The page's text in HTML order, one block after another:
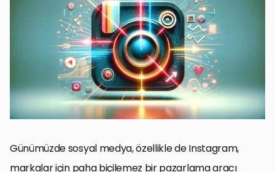
Instagram Reklamlarının Temelleri
Hedef Kitle Analizi ve Segmentasyonu
Reklam İçeriğinin Etkili Oluşturulması
Reklam Bütçesi ve Maliyet Yönetimi
Reklam Performansının İzlenmesi ve Analizi
Yaratıcı ve Yenilikçi Reklam Stratejileri
Reklam Kampanyalarının Sürekli Gelişimi ve Yenilenmesi
Instagram Reklam Dönüşümlerini Maksimize Etmek
Instagram Reklam Dönüşümleri SSS
Günümüzde sosyal medya, özellikle de Instagram,
markalar için paha biçilemez bir pazarlama aracı